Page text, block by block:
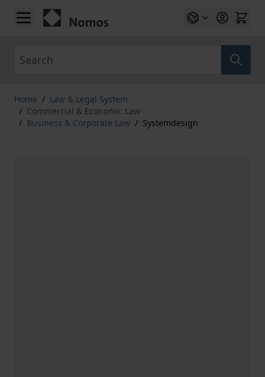
Skip to Content
Home / Law & Legal System
/ Commercial & Economic Law
/ Business & Corporate Law / Systemdesign